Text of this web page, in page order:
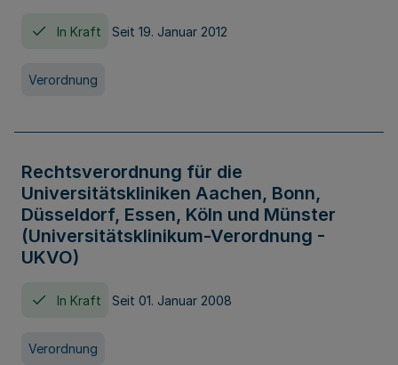
In Kraft Seit 19. Januar 2012
Verordnung
Rechtsverordnung für die
Universitätskliniken Aachen, Bonn,
Düsseldorf, Essen, Köln und Münster
(Universitätsklinikum-Verordnung -
UKVO)
In Kraft Seit 01. Januar 2008
Verordnung